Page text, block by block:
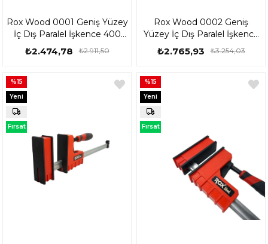
Rox Wood 0001 Geniş Yüzey
İç Dış Paralel İşkence 400
mm 153ROX0001
₺2.474,78 ₺2.911,50
Rox Wood 0002 Geniş
Yüzey İç Dış Paralel İşkence
600 mm 153ROX0002
₺2.765,93 ₺3.254,03
%15
Yeni
Ürün
Fırsat
%15
Yeni
Ürün
Fırsat